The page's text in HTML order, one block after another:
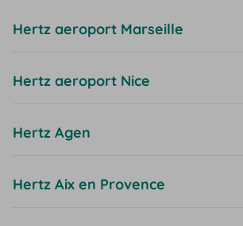
Hertz aeroport Marseille
Hertz aeroport Nice
Hertz Agen
Hertz Aix en Provence